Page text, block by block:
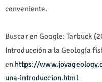
conveniente.
Buscar en Google: Tarbuck
Introducción a la Geología
en https://
una-introduccion.html